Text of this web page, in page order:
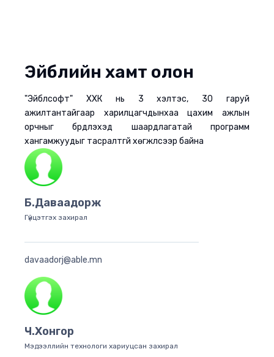
Эйблийн хамт олон
"Эйблсофт" ХХК нь 3 хэлтэс, 30 гаруй
ажилтантайгаар харилцагчдынхаа цахим ажлын
орчныг бүрдүүлэхэд шаардлагатай программ
хангамжуудыг тасралтгүй хөгжүүлсээр байна
Б.Даваадорж
Гүйцэтгэх захирал
davaadorj@able.mn
Ч.Хонгор
Мэдээллийн технологи хариуцсан захирал